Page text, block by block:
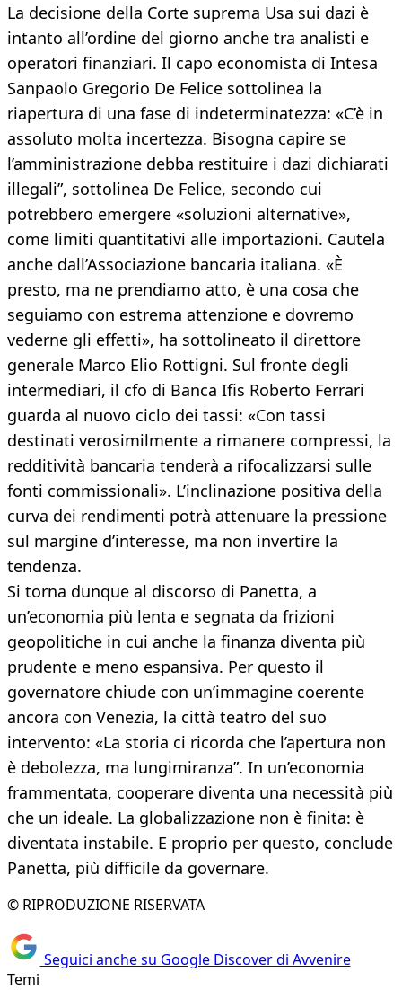
La decisione della Corte suprema Usa sui dazi è
intanto all’ordine del giorno anche tra analisti e
operatori finanziari. Il capo economista di Intesa
Sanpaolo Gregorio De Felice sottolinea la
riapertura di una fase di indeterminatezza: «C’è in
assoluto molta incertezza. Bisogna capire se
l’amministrazione debba restituire i dazi dichiarati
illegali”, sottolinea De Felice, secondo cui
potrebbero emergere «soluzioni alternative»,
come limiti quantitativi alle importazioni. Cautela
anche dall’Associazione bancaria italiana. «È
presto, ma ne prendiamo atto, è una cosa che
seguiamo con estrema attenzione e dovremo
vederne gli effetti», ha sottolineato il direttore
generale Marco Elio Rottigni. Sul fronte degli
intermediari, il cfo di Banca Ifis Roberto Ferrari
guarda al nuovo ciclo dei tassi: «Con tassi
destinati verosimilmente a rimanere compressi, la
redditività bancaria tenderà a rifocalizzarsi sulle
fonti commissionali». L’inclinazione positiva della
curva dei rendimenti potrà attenuare la pressione
sul margine d’interesse, ma non invertire la
tendenza.
Si torna dunque al discorso di Panetta, a
un’economia più lenta e segnata da frizioni
geopolitiche in cui anche la finanza diventa più
prudente e meno espansiva. Per questo il
governatore chiude con un’immagine coerente
ancora con Venezia, la città teatro del suo
intervento: «La storia ci ricorda che l’apertura non
è debolezza, ma lungimiranza”. In un’economia
frammentata, cooperare diventa una necessità più
che un ideale. La globalizzazione non è finita: è
diventata instabile. E proprio per questo, conclude
Panetta, più difficile da governare.
© RIPRODUZIONE RISERVATA
Seguici anche su Google Discover di Avvenire
Temi